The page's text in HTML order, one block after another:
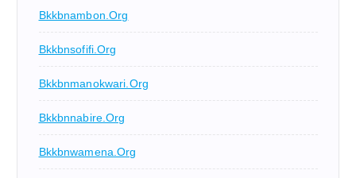
Bkkbnambon.org
Bkkbnsofifi.org
Bkkbnmanokwari.org
Bkkbnnabire.org
Bkkbnwamena.org